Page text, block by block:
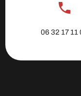
06 32 17 11